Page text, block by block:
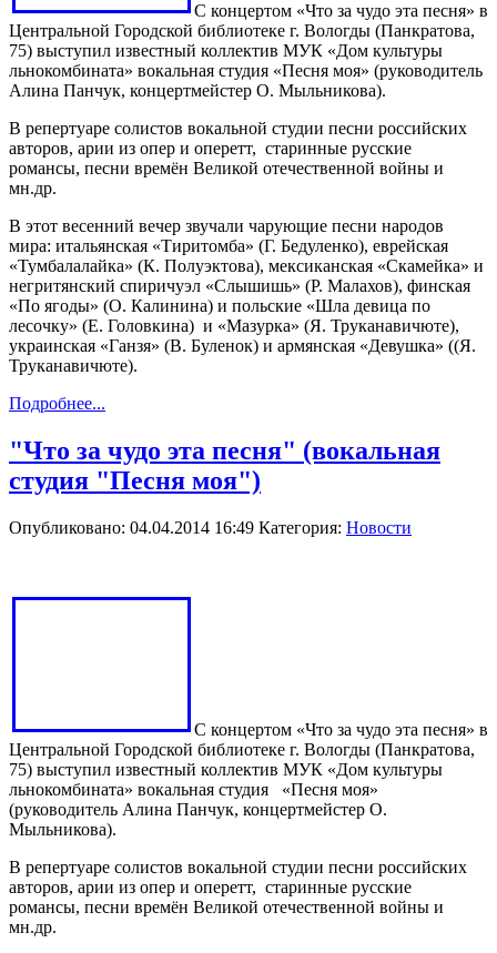
С концертом «Что за чудо эта песня» в
Центральной Городской библиотеке г. Вологды (Панкратова,
75) выступил известный коллектив МУК «Дом культуры
льнокомбината» вокальная студия «Песня моя» (руководитель
Алина Панчук, концертмейстер О. Мыльникова).
В репертуаре солистов вокальной студии песни российских
авторов, арии из опер и оперетт, старинные русские
романсы, песни времён Великой отечественной войны и
мн.др.
В этот весенний вечер звучали чарующие песни народов
мира: итальянская «Тиритомба» (Г. Бедуленко), еврейская
«Тумбалалайка» (К. Полуэктова), мексиканская «Скамейка» и
негритянский спиричуэл «Слышишь» (Р. Малахов), финская
«По ягоды» (О. Калинина) и польские «Шла девица по
лесочку» (Е. Головкина) и «Мазурка» (Я. Труканавичюте),
украинская «Ганзя» (В. Буленок) и армянская «Девушка» ((Я.
Труканавичюте).
Подробнее...
"Что за чудо эта песня" (вокальная
студия "Песня моя")
Опубликовано: 04.04.2014 16:49 Категория: Новости
С концертом «Что за чудо эта песня» в
Центральной Городской библиотеке г. Вологды (Панкратова,
75) выступил известный коллектив МУК «Дом культуры
льнокомбината» вокальная студия
«Песня моя»
(руководитель Алина Панчук, концертмейстер О.
Мыльникова).
В репертуаре солистов вокальной студии песни российских
авторов, арии из опер и оперетт, старинные русские
романсы, песни времён Великой отечественной войны и
мн.др.